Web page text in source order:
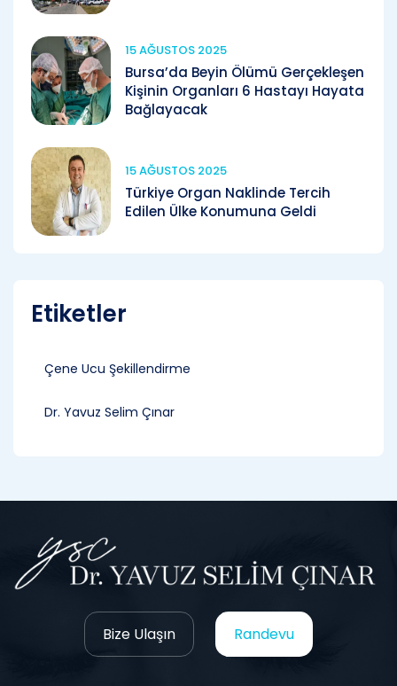
15 AĞUSTOS 2025
Bursa’da Beyin Ölümü Gerçekleşen
Kişinin Organları 6 Hastayı Hayata
Bağlayacak
15 AĞUSTOS 2025
Türkiye Organ Naklinde Tercih
Edilen Ülke Konumuna Geldi
Etiketler
Çene Ucu Şekillendirme
Dr. Yavuz Selim Çınar
Bize Ulaşın Randevu